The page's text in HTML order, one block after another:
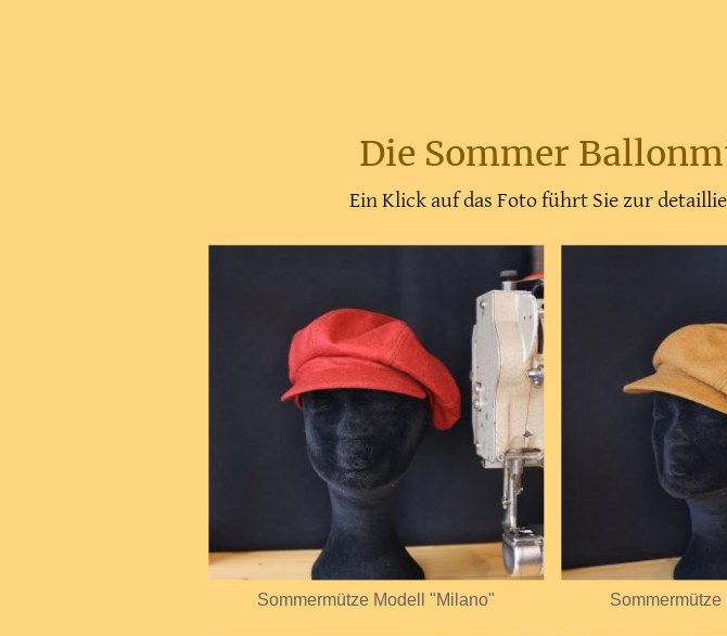
Die Sommer
Sommermütze Modell "Milano"
Ein Klick auf das Foto führt Sie zur